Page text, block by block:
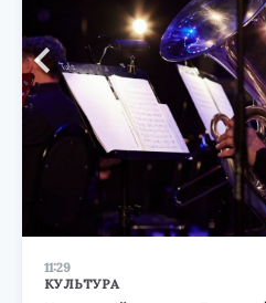
11:29
КУЛЬТУРА